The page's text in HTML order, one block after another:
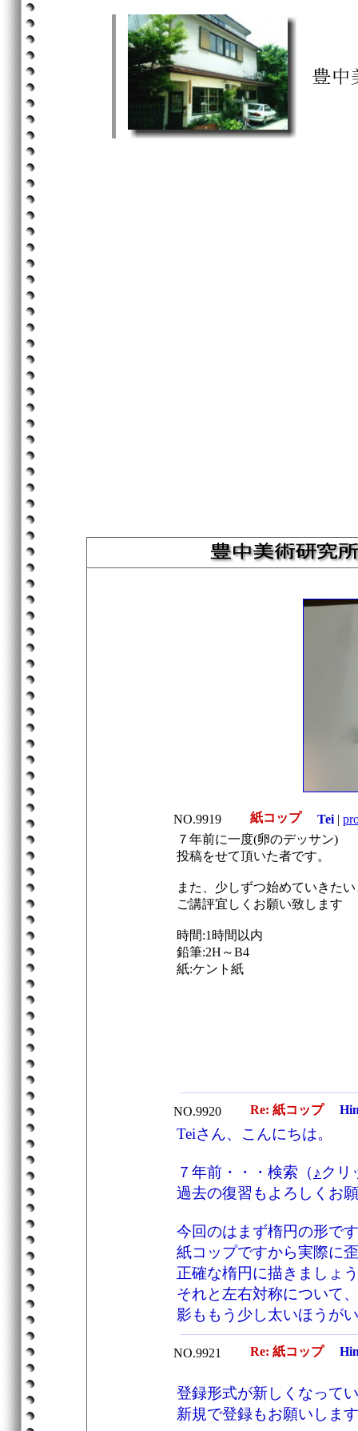
NO.9919 紙コップ Tei |
７年前に一度(卵のデッサン)
投稿をせて頂いた者です。
また、少しずつ始めていきた
ご講評宜しくお願い致します
時間:1時間以内
鉛筆:2H～B4
紙:ケント紙
NO.9920 Re: 紙コップ
Teiさん、こんにちは。
７年前・・・検索（ ♪クリ
過去の復習もよろしくお
今回のはまず楕円の形で
紙コップですから実際に
正確な楕円に描きましょ
それと左右対称について
影ももう少し太いほうが
NO.9921 Re: 紙コップ
登録形式が新しくなって
新規で登録もお願いしま